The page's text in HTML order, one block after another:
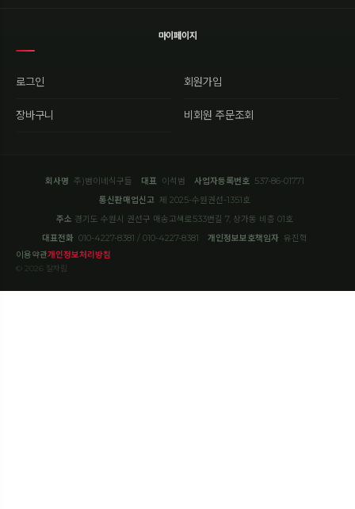
마이페이지
로그인 회원가입
장바구니 비회원 주문조회
회사명 주)범이네식구들 대표 이석범 사업자등록번호 537-86-01771
통신판매업신고 제 2025-수원권선-1351호
주소 경기도 수원시 권선구 매송고색로533번길 7, 상가동 비층 01호
대표전화 010-4227-8381 / 010-4227-8381 개인정보보호책임자 유진혁
이용약관개인정보처리방침
© 2026 잘차림